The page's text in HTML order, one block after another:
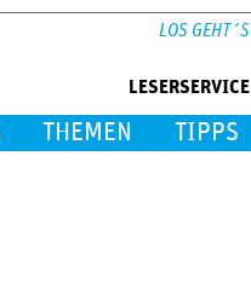
LESERSERVICE
THEMEN TIPPS